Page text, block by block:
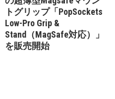
トグリップ「PopSockets
Low-Pro Grip &
Stand（MagSafe対応）」
を販売開始